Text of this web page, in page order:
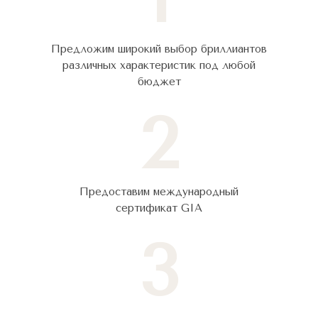
Предложим широкий выбор бриллиантов
различных характеристик под любой
бюджет
Предоставим международный
сертификат GIA